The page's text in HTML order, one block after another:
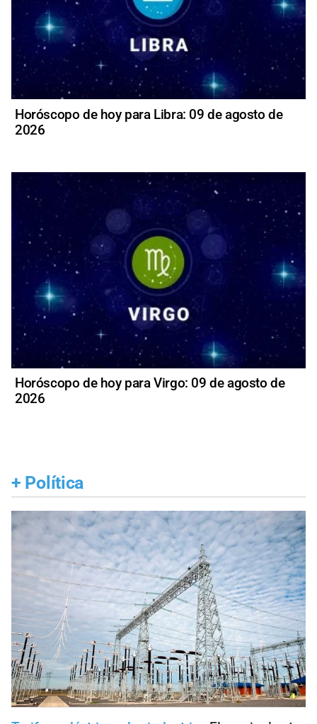
Horóscopo de hoy para Libra: 09 de agosto de
2026
Horóscopo de hoy para Virgo: 09 de agosto de
2026
+ Política